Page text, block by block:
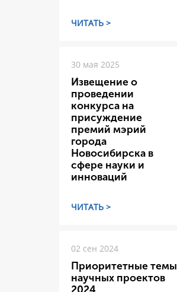
ЧИТАТЬ >
30 мая 2025
Извещение о
проведении
конкурса на
присуждение
премий мэрий
города
Новосибирска в
сфере науки и
инноваций
ЧИТАТЬ >
02 сен 2024
Приоритетные темы
научных проектов